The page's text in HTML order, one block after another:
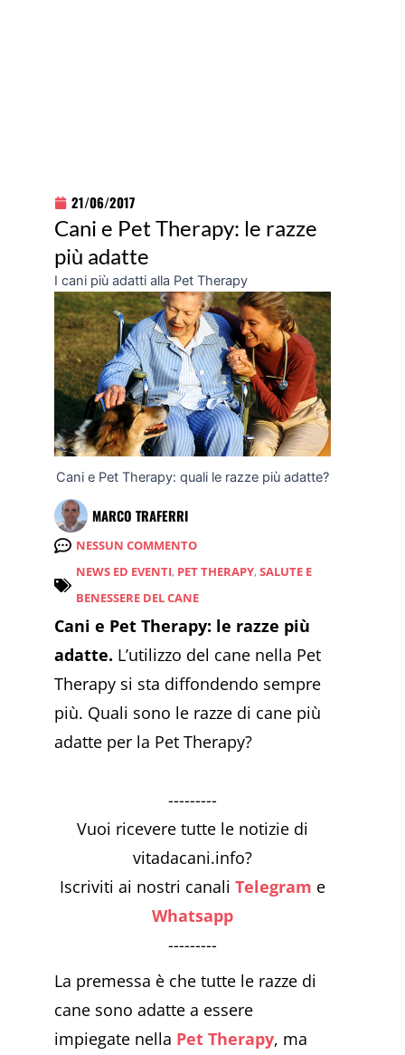
21/06/2017
Cani e Pet Therapy: le razze
più adatte
I cani più adatti alla Pet Therapy
Cani e Pet Therapy: quali le razze più adatte?
MARCO TRAFERRI
NESSUN COMMENTO
NEWS ED EVENTI, PET THERAPY, SALUTE E
BENESSERE DEL CANE
Cani e Pet Therapy: le razze più
adatte. L’utilizzo del cane nella Pet
Therapy si sta diffondendo sempre
più. Quali sono le razze di cane più
adatte per la Pet Therapy?
---------
Vuoi ricevere tutte le notizie di
vitadacani.info?
Iscriviti ai nostri canali Telegram e
Whatsapp
---------
La premessa è che tutte le razze di
cane sono adatte a essere
impiegate nella Pet Therapy, ma